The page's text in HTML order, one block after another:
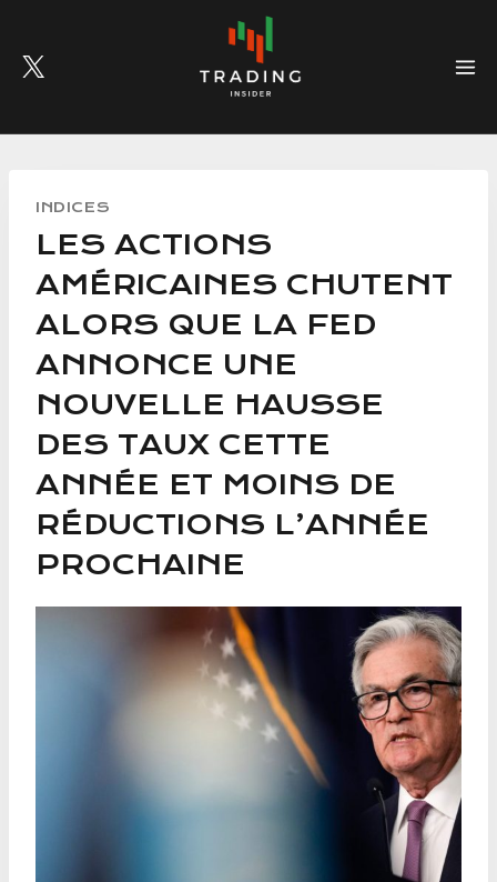
content
INDICES
LES ACTIONS
AMÉRICAINES CHUTENT
ALORS QUE LA FED
ANNONCE UNE
NOUVELLE HAUSSE
DES TAUX CETTE
ANNÉE ET MOINS DE
RÉDUCTIONS L’ANNÉE
PROCHAINE